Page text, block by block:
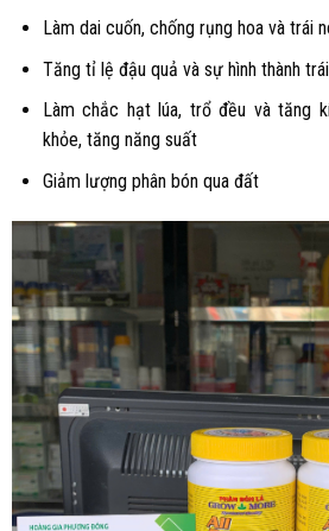
Làm dai cuốn, chống rụng hoa và trái
Tăng tỉ lệ đậu quả và sự hình thành trái
Làm chắc hạt lúa, trổ đều và tăng
khỏe, tăng năng suất
Giảm lượng phân bón qua đất